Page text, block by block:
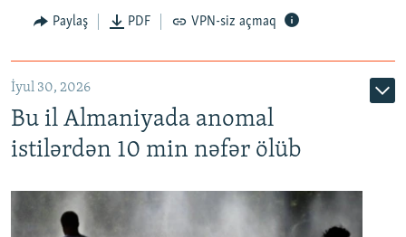
Paylaş PDF VPN-siz açmaq
İyul 30, 2026
Bu il Almaniyada anomal
istilərdən 10 min nəfər ölüb